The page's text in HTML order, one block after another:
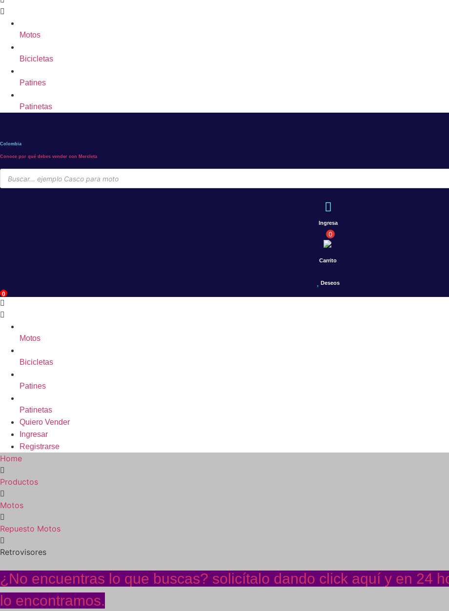
Motos
Bicicletas
Patines
Patinetas
Colombia
Conoce por qué debes vender con Mercleta
Búsqueda
de
productos
Ingresa
0
Carrito
Deseos
0
Motos
Bicicletas
Patines
Patinetas
Quiero Vender
Ingresar
Registrarse
Home
Productos
Motos
Repuesto Motos
Retrovisores
¿No encuentras lo que buscas? solicítalo dando click aquí y en 24
lo encontramos.